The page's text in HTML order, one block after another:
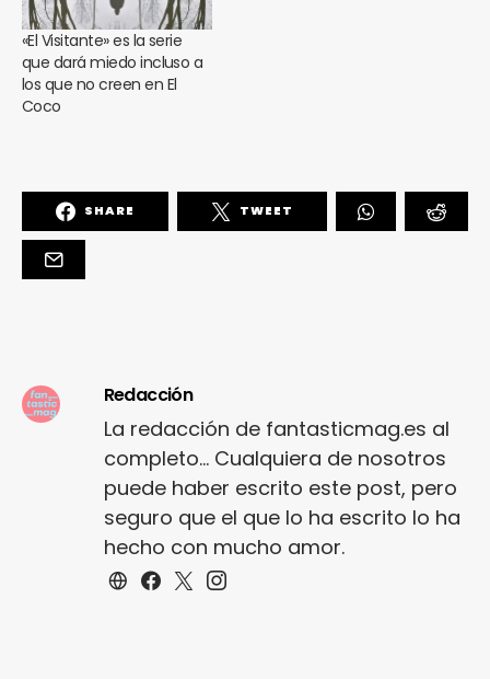
«El Visitante» es la serie
que dará miedo incluso a
los que no creen en El
Coco
SHARE TWEET
Redacción
La redacción de fantasticmag.es al
completo... Cualquiera de nosotros
puede haber escrito este post, pero
seguro que el que lo ha escrito lo ha
hecho con mucho amor.